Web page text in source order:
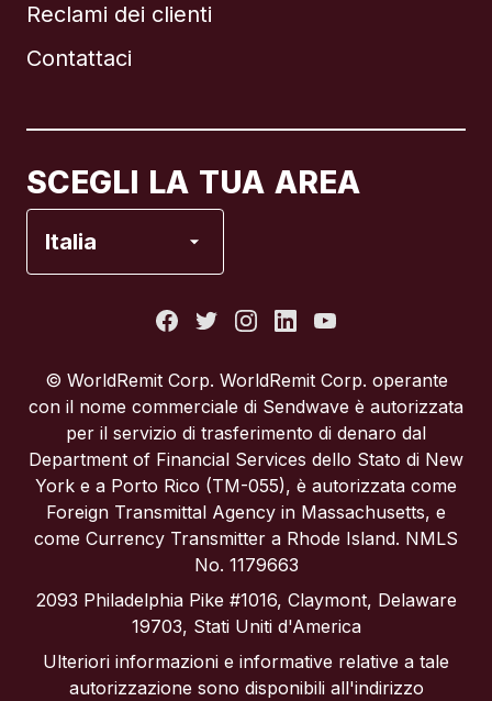
Reclami dei clienti
Contattaci
SCEGLI LA TUA AREA
Italia
Brasile
Regno Unito
Spagna
© WorldRemit Corp. WorldRemit Corp. operante
con il nome commerciale di Sendwave è autorizzata
per il servizio di trasferimento di denaro dal
Department of Financial Services dello Stato di New
York e a Porto Rico (TM-055), è autorizzata come
Foreign Transmittal Agency in Massachusetts, e
come Currency Transmitter a Rhode Island. NMLS
No. 1179663
2093 Philadelphia Pike #1016, Claymont, Delaware
19703, Stati Uniti d'America
Ulteriori informazioni e informative relative a tale
autorizzazione sono disponibili all'indirizzo